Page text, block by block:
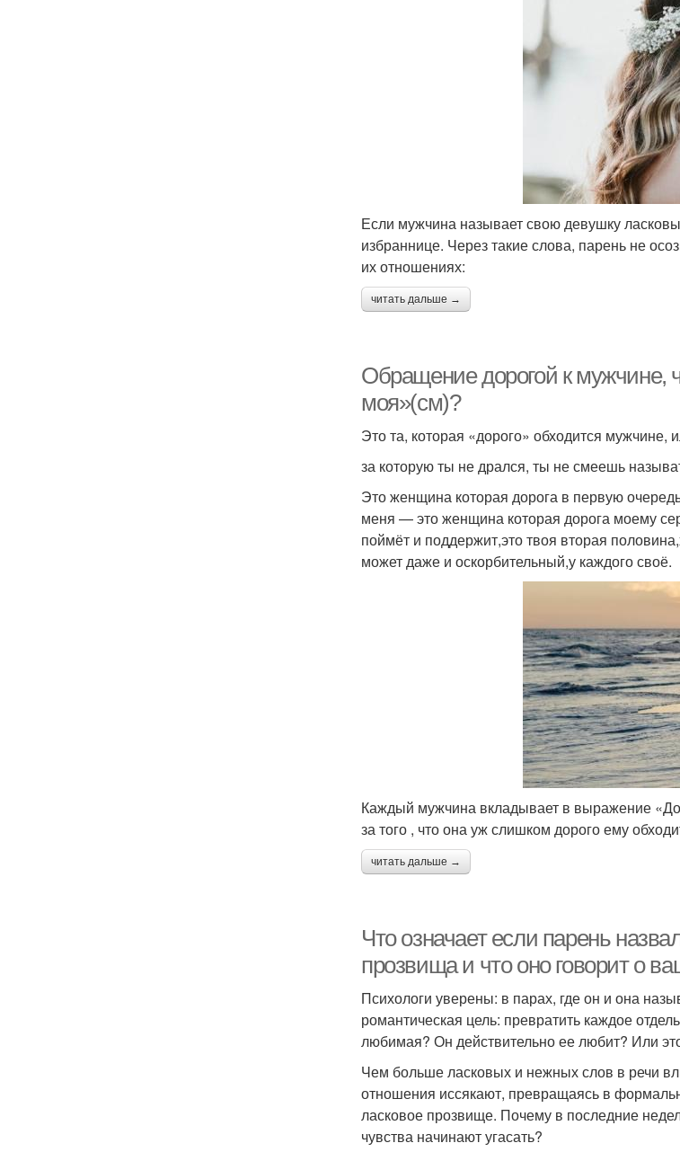
Если мужчина называет свою девушку
избраннице. Через такие слова, парень не
их отношениях:
читать дальше →
Обращение дорогой к мужчине,
моя»(см)?
Это та, которая «дорого» обходится
за которую ты не дрался, ты не смеешь
Это женщина которая дорога в первую
меня — это женщина которая дорога моему
поймёт и поддержит,это твоя вторая
может даже и оскорбительный,у каждого своё.
Каждый мужчина вкладывает в выражение
за того , что она уж слишком дорого ему
читать дальше →
Что означает если парень
прозвища и что оно говорит о
Психологи уверены: в парах, где он и она
романтическая цель: превратить каждое
любимая? Он действительно ее любит? Или
Чем больше ласковых и нежных слов в речи
отношения иссякают, превращаясь в
ласковое прозвище. Почему в последние
чувства начинают угасать?